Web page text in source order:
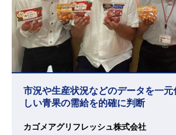
市況や生産状況などのデータを一
しい青果の需給を的確に判断
カゴメアグリフレッシュ株式会社